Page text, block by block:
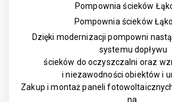
Pompownia ścieków
Pompownia ścieków
Dzięki modernizacji pompowni
systemu dopływu
ścieków do oczyszczalni oraz
i niezawodności obiektów i
Zakup i montaż paneli
na